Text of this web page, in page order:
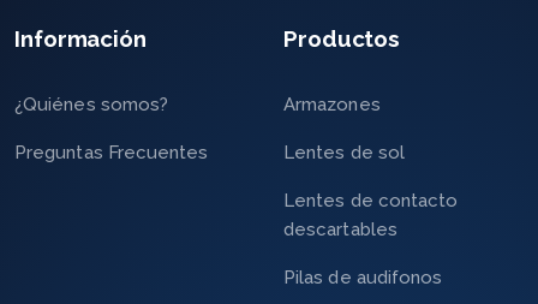
Información
¿Quiénes somos?
Preguntas Frecuentes
Productos
Armazones
Lentes de sol
Lentes de contacto
descartables
Pilas de audifonos